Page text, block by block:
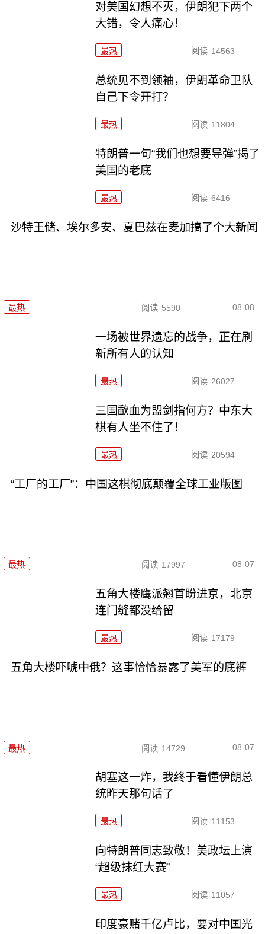
对美国幻想不灭，伊朗犯下两个
大错，令人痛心！
最热 阅读 14563
总统见不到领袖，伊朗革命卫队
自己下令开打？
最热 阅读 11804
特朗普一句“我们也想要导弹”揭了
美国的老底
最热 阅读 6416
沙特王储、埃尔多安、夏巴兹在麦加搞了个大新闻
最热 阅读 5590 08-08
一场被世界遗忘的战争，正在刷
新所有人的认知
最热 阅读 26027
三国歃血为盟剑指何方？中东大
棋有人坐不住了！
最热 阅读 20594
“工厂的工厂”：中国这棋彻底颠覆全球工业版图
最热 阅读 17997 08-07
五角大楼鹰派翘首盼进京，北京
连门缝都没给留
最热 阅读 17179
五角大楼吓唬中俄？这事恰恰暴露了美军的底裤
最热 阅读 14729 08-07
胡塞这一炸，我终于看懂伊朗总
统昨天那句话了
最热 阅读 11153
向特朗普同志致敬！美政坛上演
“超级抹红大赛”
最热 阅读 11057
印度豪赌千亿卢比，要对中国光